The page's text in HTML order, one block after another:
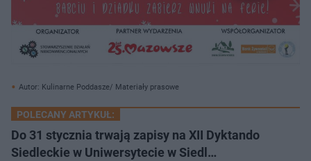
Autor: Kulinarne Poddasze/ Materiały prasowe
POLECANY ARTYKUŁ:
Do 31 stycznia trwają zapisy na XII Dyktando
Siedleckie w Uniwersytecie w Siedl…